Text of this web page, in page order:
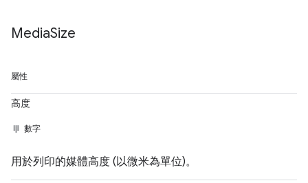
MediaSize
屬性
高度
數字
用於列印的媒體高度 (以微米為單位)。